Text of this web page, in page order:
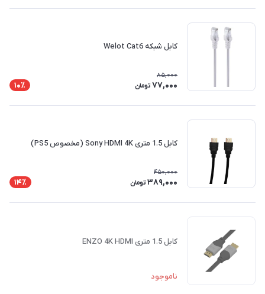
کابل شبکه Welot Cat6
85,000
77,000 تومان 10٪
کابل 1.5 متری Sony HDMI 4K (مخصوص PS5)
450,000
389,000 تومان 14٪
کابل 1.5 متری ENZO 4K HDMI
ناموجود